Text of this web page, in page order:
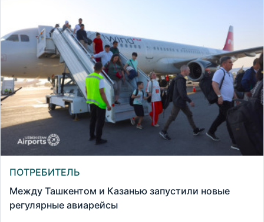
ПОТРЕБИТЕЛЬ
Между Ташкентом и Казанью запустили новые
регулярные авиарейсы